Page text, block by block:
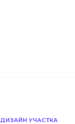
ДИЗАЙН УЧАСТКА